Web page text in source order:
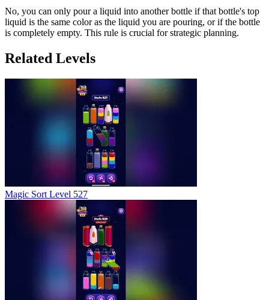
No, you can only pour a liquid into another bottle if that bottle's top
liquid is the same color as the liquid you are pouring, or if the bottle
is completely empty. This rule is crucial for strategic planning.
Related Levels
Magic Sort Level 527